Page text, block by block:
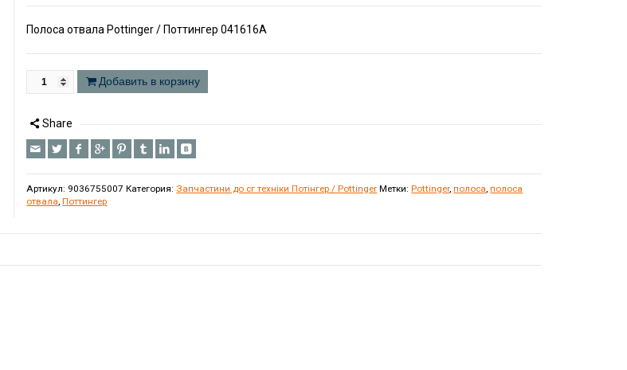
Полоса отвала Pottinger / Поттингер 041616A
Добавить в корзину
Share
Артикул: 9036755007 Категория: Запчастини до сг техніки Потінгер / Pottinger Метки:Pottinger,полоса,полоса
отвала,Поттингер